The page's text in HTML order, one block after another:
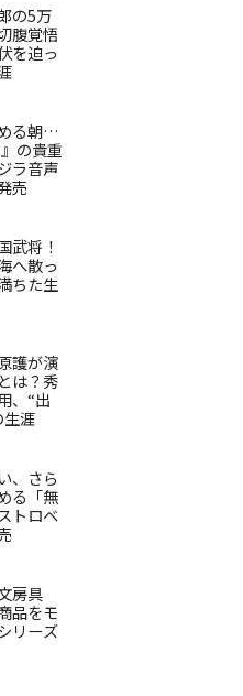
の5万
腹覚悟
を迫っ
る朝…
の貴重
ラ音声
売
武将！
へ散っ
ちた生
護が演
は？秀
、“出
生涯
、さら
る「無
トロベ
房具
品をモ
リーズ